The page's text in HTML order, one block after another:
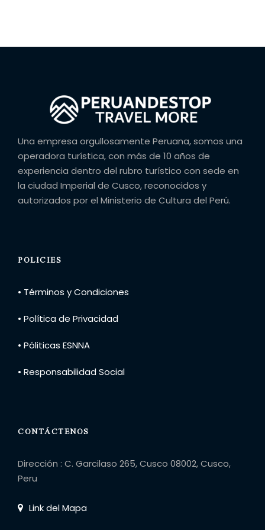
correspondiente a gastos administrativos.
GALERÍA
Una empresa orgullosamente Peruana, somos una
operadora turística, con más de 10 años de
experiencia dentro del rubro turístico con sede en
la ciudad Imperial de Cusco, reconocidos y
autorizados por el Ministerio de Cultura del Perú.
POLICIES
• Términos y Condiciones
• Política de Privacidad
• Póliticas ESNNA
• Responsabilidad Social
CONTÁCTENOS
Dirección : C. Garcilaso 265, Cusco 08002, Cusco,
Peru
Link del Mapa